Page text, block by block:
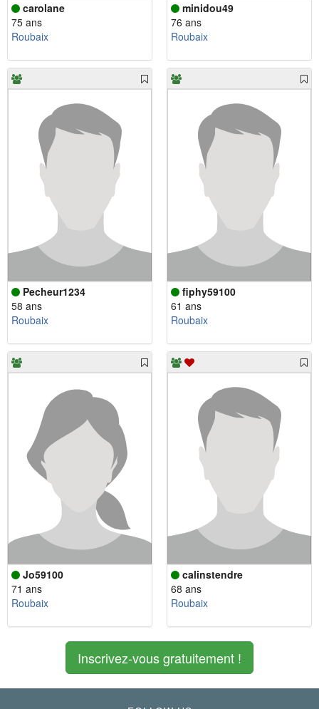
carolane
75 ans
Roubaix
minidou49
76 ans
Roubaix
Pecheur1234
58 ans
Roubaix
fiphy59100
61 ans
Roubaix
Jo59100
71 ans
Roubaix
calinstendre
68 ans
Roubaix
Inscrivez-vous gratuitement !